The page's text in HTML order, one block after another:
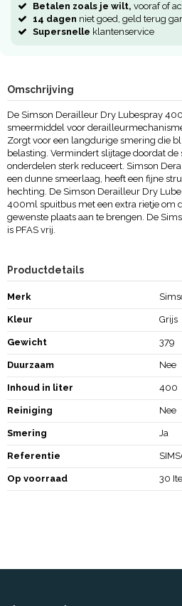
Betalen zoals je wilt, vooraf of
14 dagen niet goed, geld terug
Supersnelle klantenservice
Omschrijving
De Simson Derailleur Dry Lubespray
smeermiddel voor
Zorgt voor een langdurige smering die
belasting. Vermindert slijtage doordat
onderdelen sterk reduceert. Simson
een dunne smeerlaag, heeft een fijne
hechting. De Simson Derailleur Dry
400ml spuitbus met een extra rietje om
gewenste plaats aan te brengen. De
is PFAS vrij.
Productdetails
Merk
Kleur Grijs
Gewicht 379
Duurzaam Nee
Inhoud in liter 400
Reiniging Nee
Smering Ja
Referentie
Op voorraad 30